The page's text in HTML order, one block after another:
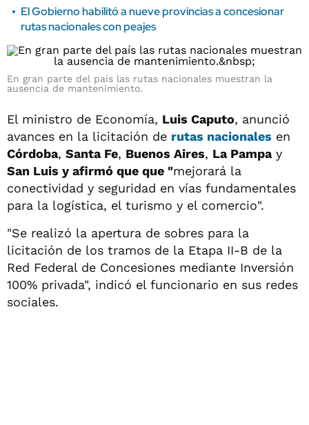
El Gobierno habilitó a nueve provincias a concesionar
rutas nacionales con peajes
En gran parte del país las rutas nacionales muestran la
ausencia de mantenimiento.
El ministro de Economía, Luis Caputo, anunció
avances en la licitación de rutas nacionales en
Córdoba, Santa Fe, Buenos Aires, La Pampay
San Luis y afirmó que que "mejorará la
conectividad y seguridad en vías fundamentales
para la logística, el turismo y el comercio".
"Se realizó la apertura de sobres para la
licitación de los tramos de la Etapa II-B de la
Red Federal de Concesiones mediante Inversión
100% privada", indicó el funcionario en sus redes
sociales.